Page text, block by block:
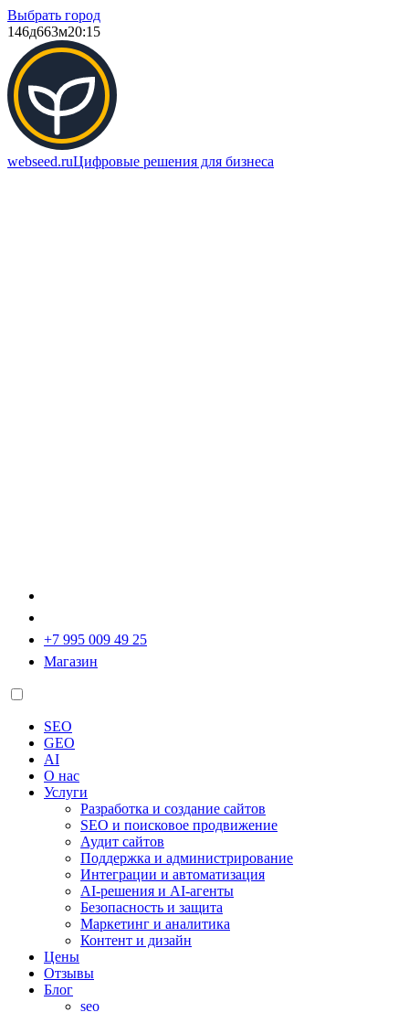
Выбрать город
146д663м20:15
webseed.ruЦифровые решения для бизнеса
+7 995 009 49 25
Магазин
SEO
GEO
AI
О нас
Услуги
Разработка и создание сайтов
SEO и поисковое продвижение
Аудит сайтов
Поддержка и администрирование
Интеграции и автоматизация
AI-решения и AI-агенты
Безопасность и защита
Маркетинг и аналитика
Контент и дизайн
Цены
Отзывы
Блог
seo